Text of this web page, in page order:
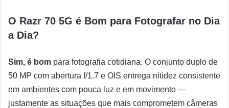
O Razr 70 5G é Bom para Fotografar no Dia
a Dia?
Sim, é bom para fotografia cotidiana. O conjunto duplo de
50 MP com abertura f/1.7 e OIS entrega nitidez consistente
em ambientes com pouca luz e em movimento —
justamente as situações que mais comprometem câmeras